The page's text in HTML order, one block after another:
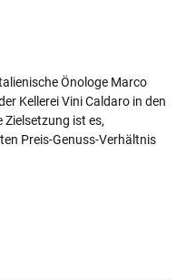
Önologe Marco
Kellerei Vini Caldaro in den
Zielsetzung ist es,
Preis-Genuss-Verhältnis